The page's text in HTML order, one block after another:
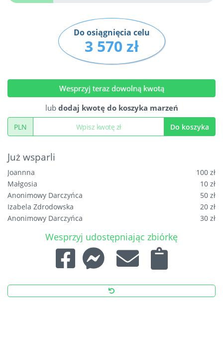
Do osiągnięcia celu
3 570 zł
Wesprzyj teraz dowolną kwotą
lub dodaj kwotę do koszyka marzeń
PLN Do koszyka
Już wsparli
Joannna
100 zł
Małgosia
10 zł
Anonimowy Darczyńca
50 zł
Izabela Zdrodowska
20 zł
Anonimowy Darczyńca
30 zł
Mama Piotrusia i Stasia
Alicja Kochanowska
Szychowska Marianna
Jolanta
50 zł
Anonimowy Darczyńca
10 zł
Wesprzyj udostępniając zbiórkę